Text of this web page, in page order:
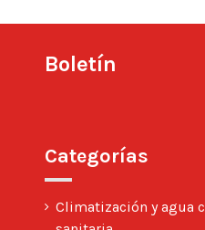
Boletín
Categorías
Climatización y agua